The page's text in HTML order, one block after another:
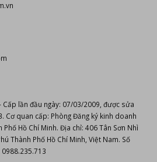
Cấp lần đầu ngày: 07/03/2009, được sửa
Cơ quan cấp: Phòng Đăng ký kinh doanh
Hồ Chí Minh. Địa chỉ: 406 Tân Sơn Nhì
Thành Phố Hồ Chí Minh, Việt Nam. Số